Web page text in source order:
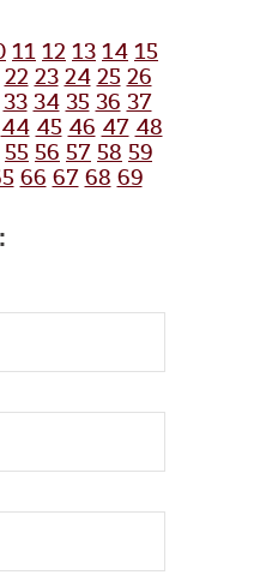
11 12 13 14 15
22 23 24 25 26
33 34 35 36 37
44 45 46 47 48
55 56 57 58 59
66 67 68 69